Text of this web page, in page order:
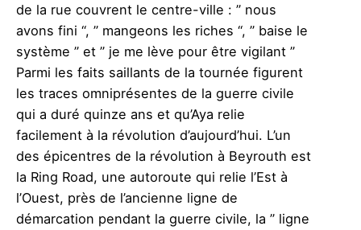
de la rue couvrent le centre-ville : ” nous
avons fini “, ” mangeons les riches “, ” baise le
système ” et ” je me lève pour être vigilant ”
Parmi les faits saillants de la tournée figurent
les traces omniprésentes de la guerre civile
qui a duré quinze ans et qu’Aya relie
facilement à la révolution d’aujourd’hui. L’un
des épicentres de la révolution à Beyrouth est
la Ring Road, une autoroute qui relie l’Est à
l’Ouest, près de l’ancienne ligne de
démarcation pendant la guerre civile, la ” ligne